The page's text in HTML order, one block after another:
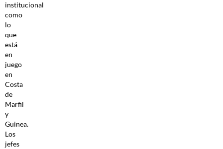
institucional
como
lo
que
está
en
juego
en
Costa
de
Marfil
y
Guinea.
Los
jefes